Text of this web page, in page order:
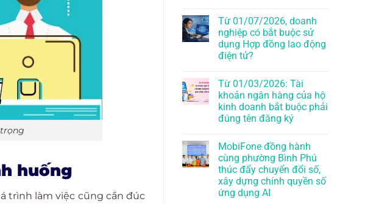
huống
trình làm việc cũng cần đúc
Từ 01/07/2026, doanh
nghiệp có bắt buộc sử
dụng Hợp đồng lao động
điện tử?
Từ 01/03/2026: Tài
khoản ngân hàng của hộ
kinh doanh bắt buộc phải
đúng tên đăng ký
MobiFone đồng hành
cùng phường Bình Phú
thúc đẩy chuyển đổi số,
xây dựng chính quyền số
ứng dụng AI